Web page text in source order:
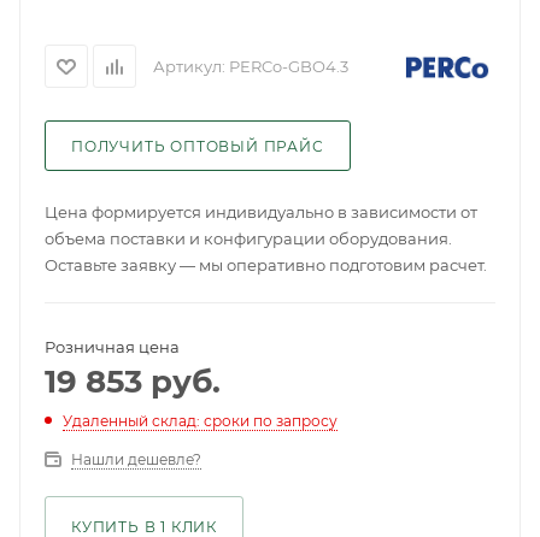
Артикул: PERCo-GBO4.3
ПОЛУЧИТЬ ОПТОВЫЙ ПРАЙС
Цена формируется индивидуально в зависимости от
объема поставки и конфигурации оборудования.
Оставьте заявку — мы оперативно подготовим расчет.
Розничная цена
19 853 руб.
Удаленный склад: сроки по запросу
Нашли дешевле?
КУПИТЬ В 1 КЛИК